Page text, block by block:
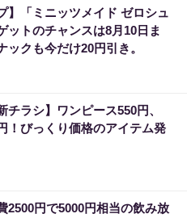
】「ミニッツメイド ゼロシュ
ットのチャンスは8月10日ま
ックも今だけ20円引き。
チラシ】ワンピース550円、
！びっくり価格のアイテム発
2500円で5000円相当の飲み放